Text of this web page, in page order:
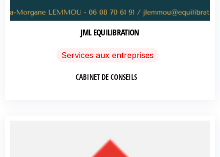
JML EQUILIBRATION
Services aux entreprises
CABINET DE CONSEILS